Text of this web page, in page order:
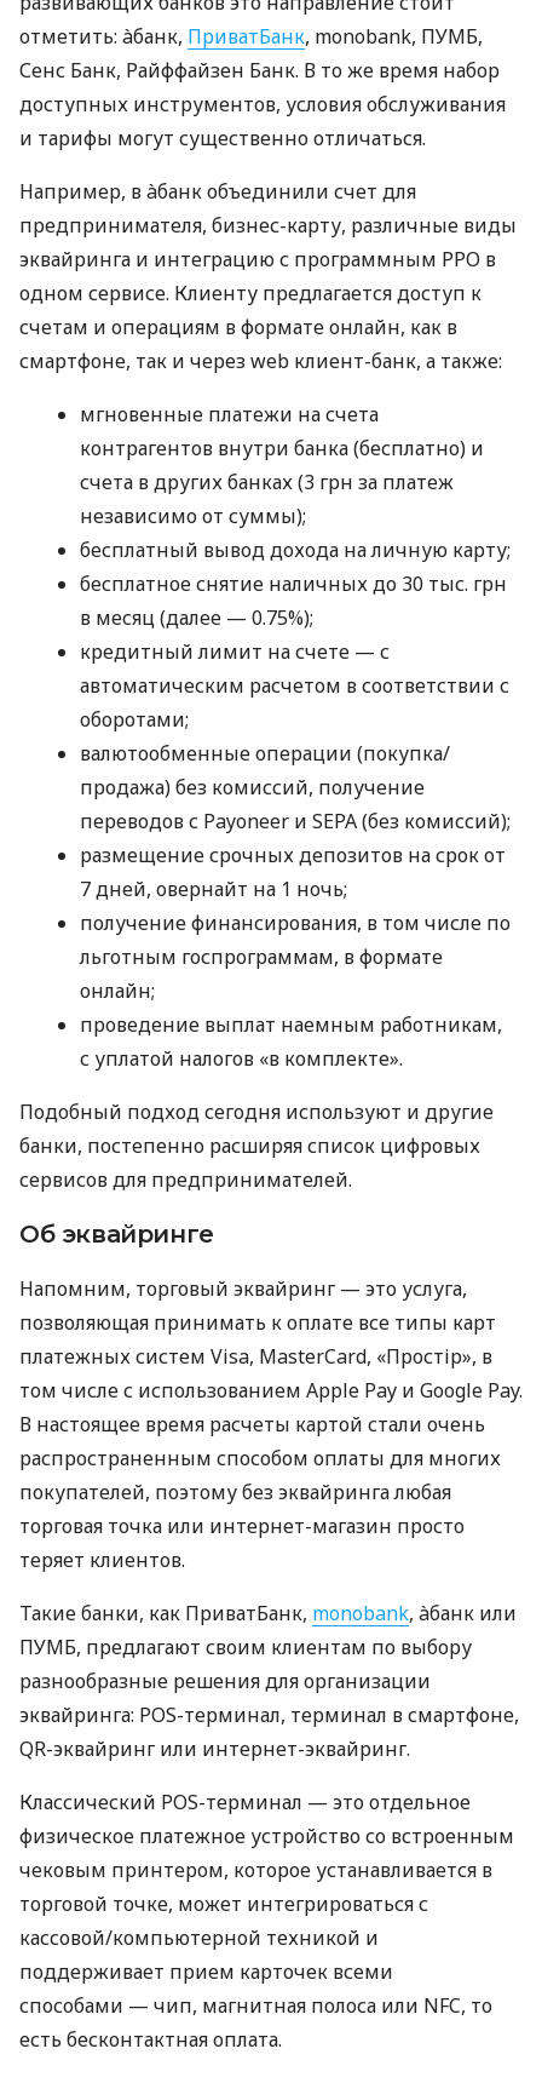
отметить: àбанк, ПриватБанк, monobank, ПУМБ,
Сенс Банк, Райффайзен Банк. В то же время набор
доступных инструментов, условия обслуживания
и тарифы могут существенно отличаться.
Например, в àбанк объединили счет для
предпринимателя, бизнес-карту, различные виды
эквайринга и интеграцию с программным РРО в
одном сервисе. Клиенту предлагается доступ к
счетам и операциям в формате онлайн, как в
смартфоне, так и через web клиент-банк, а также:
мгновенные платежи на счета
контрагентов внутри банка (бесплатно) и
счета в других банках (3 грн за платеж
независимо от суммы);
бесплатный вывод дохода на личную карту;
бесплатное снятие наличных до 30 тыс. грн
в месяц (далее — 0.75%);
кредитный лимит на счете — с
автоматическим расчетом в соответствии с
оборотами;
валютообменные операции (покупка/
продажа) без комиссий, получение
переводов с Payoneer и SEPA (без комиссий);
размещение срочных депозитов на срок от
7 дней, овернайт на 1 ночь;
получение финансирования, в том числе по
льготным госпрограммам, в формате
онлайн;
проведение выплат наемным работникам,
с уплатой налогов «в комплекте».
Подобный подход сегодня используют и другие
банки, постепенно расширяя список цифровых
сервисов для предпринимателей.
Об эквайринге
Напомним, торговый эквайринг — это услуга,
позволяющая принимать к оплате все типы карт
платежных систем Visa, MasterCard, «Простір», в
том числе с использованием Apple Pay и Google Pay.
В настоящее время расчеты картой стали очень
распространенным способом оплаты для многих
покупателей, поэтому без эквайринга любая
торговая точка или интернет-магазин просто
теряет клиентов.
Такие банки, как ПриватБанк, monobank, àбанк или
ПУМБ, предлагают своим клиентам по выбору
разнообразные решения для организации
эквайринга: POS-терминал, терминал в смартфоне,
QR-эквайринг или интернет-эквайринг.
Классический POS-терминал — это отдельное
физическое платежное устройство со встроенным
чековым принтером, которое устанавливается в
торговой точке, может интегрироваться с
кассовой/компьютерной техникой и
поддерживает прием карточек всеми
способами — чип, магнитная полоса или NFC, то
есть бесконтактная оплата.